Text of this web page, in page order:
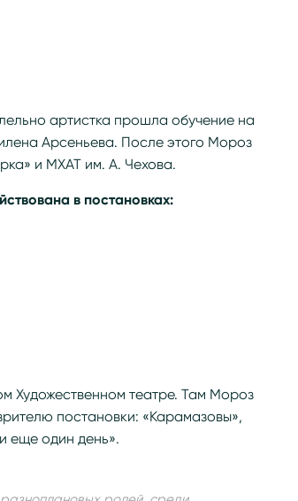
артистка прошла обучение на
Арсеньева. После этого Мороз
и МХАТ им. А. Чехова.
в постановках:
Художественном театре. Там Мороз
постановки: «Карамазовы»,
еще один день».